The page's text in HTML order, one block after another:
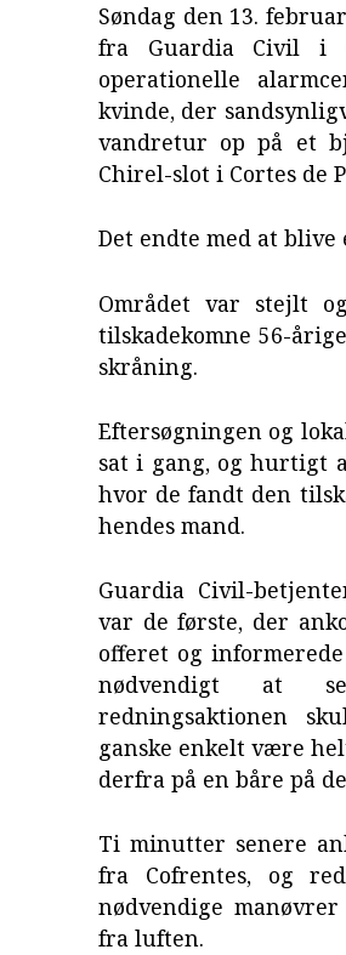
Søndag den 13.
fra Guardia Civil i
operationelle
kvinde, der
vandretur op på et
Chirel-slot i Cortes de
Det endte med at
Området var stejlt
tilskadekomne 56-
skråning.
Eftersøgningen og
sat i gang, og hurtigt
hvor de fandt den
hendes mand.
Guardia Civil-
var de første, der
offeret og
nødvendigt at
redningsaktionen
ganske enkelt være
derfra på en båre på
Ti minutter senere
fra Cofrentes, og
nødvendige
fra luften.